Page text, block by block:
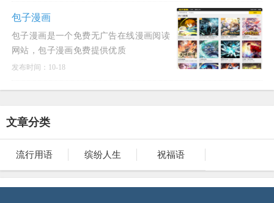
包子漫画
包子漫画是一个免费无广告在线漫画阅读
网站，包子漫画免费提供优质
发布时间：10-18
文章分类
流行用语 缤纷人生 祝福语